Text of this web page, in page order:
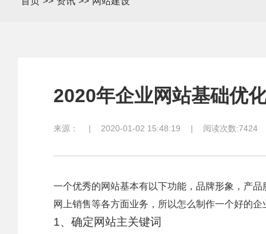
2020年企业网站基础优
来源： | 2020-01-02 15:48:19 | 阅读次数:7424
一个优秀的网站基本有以下功能，品牌形象，产
网上销售等各方面业务，所以怎么制作一个好的
1、确定网站主关键词